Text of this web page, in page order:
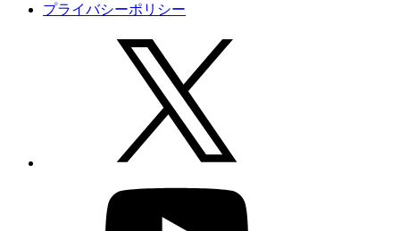
プライバシーポリシー